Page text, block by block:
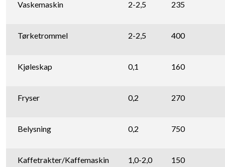
Vaskemaskin 2-2,5 235
Tørketrommel 2-2,5 400
Kjøleskap 0,1 160
Fryser 0,2 270
Belysning 0,2 750
Kaffetrakter/Kaffemaskin 1,0-2,0 150